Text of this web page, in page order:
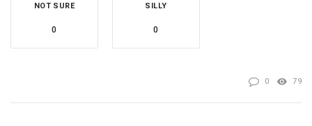
NOT SURE
0
SILLY
0
0 79